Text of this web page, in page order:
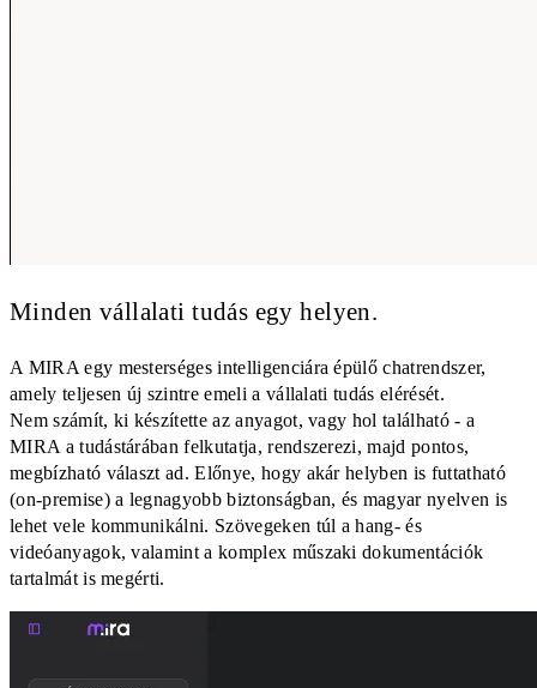
Minden vállalati tudás egy helyen.
A MIRA egy mesterséges intelligenciára épülő chatrendszer,
amely teljesen új szintre emeli a vállalati tudás elérését.
Nem számít, ki készítette az anyagot, vagy hol található - a
MIRA a tudástárában felkutatja, rendszerezi, majd pontos,
megbízható választ ad. Előnye, hogy akár helyben is futtatható
(on-premise) a legnagyobb biztonságban, és magyar nyelven is
lehet vele kommunikálni. Szövegeken túl a hang- és
videóanyagok, valamint a komplex műszaki dokumentációk
tartalmát is megérti.